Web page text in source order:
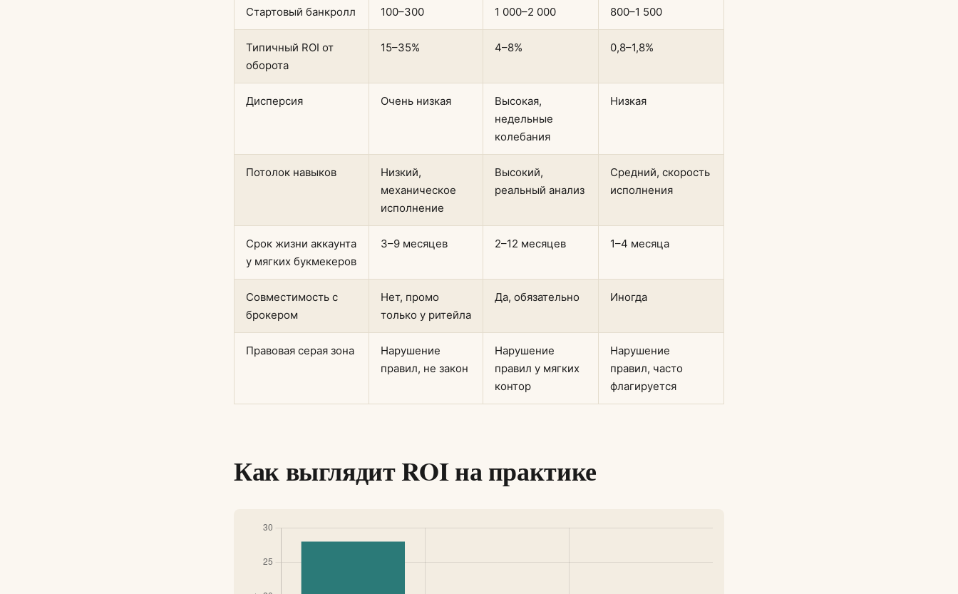
Стартовый банкролл 100–300 1 000–2 000 800–1 500
Типичный ROI от
оборота
15–35% 4–8% 0,8–1,8%
Дисперсия Очень низкая
Высокая,
недельные
колебания
Низкая
Потолок навыков
Низкий,
механическое
исполнение
Высокий,
реальный анализ
Средний, скорость
исполнения
Срок жизни аккаунта
у мягких букмекеров
3–9 месяцев 2–12 месяцев 1–4 месяца
Совместимость с
брокером
Нет, промо
только у ритейла
Да, обязательно Иногда
Правовая серая зона
Нарушение
правил, не закон
Нарушение
правил у мягких
контор
Нарушение
правил, часто
флагируется
Как выглядит ROI на практике